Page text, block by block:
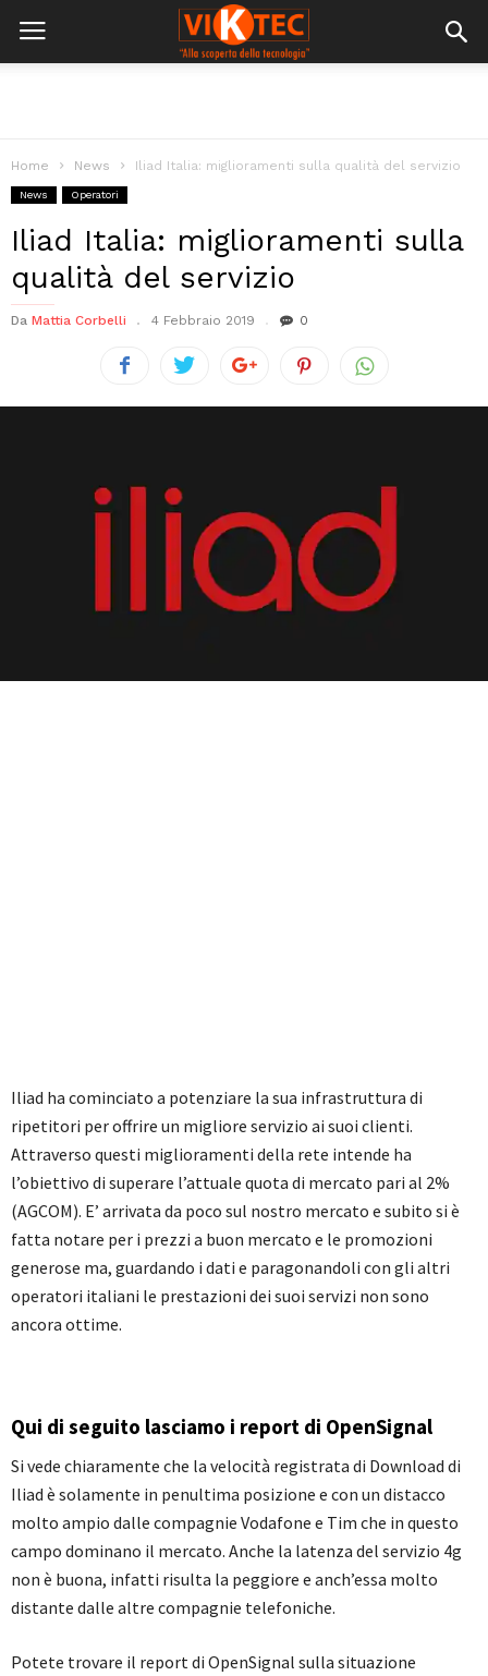
Home News Iliad Italia: miglioramenti sulla qualità del servizio
News Operatori
Iliad Italia: miglioramenti sulla
qualità del servizio
Da Mattia Corbelli 4 Febbraio 2019 0
Iliad ha cominciato a potenziare la sua infrastruttura di
ripetitori per offrire un migliore servizio ai suoi clienti.
Attraverso questi miglioramenti della rete intende ha
l’obiettivo di superare l’attuale quota di mercato pari al 2%
(AGCOM). E’ arrivata da poco sul nostro mercato e subito si è
fatta notare per i prezzi a buon mercato e le promozioni
generose ma, guardando i dati e paragonandoli con gli altri
operatori italiani le prestazioni dei suoi servizi non sono
ancora ottime.
Qui di seguito lasciamo i report di OpenSignal
Si vede chiaramente che la velocità registrata di Download di
Iliad è solamente in penultima posizione e con un distacco
molto ampio dalle compagnie Vodafone e Tim che in questo
campo dominano il mercato. Anche la latenza del servizio 4g
non è buona, infatti risulta la peggiore e anch’essa molto
distante dalle altre compagnie telefoniche.
Potete trovare il report di OpenSignal sulla situazione